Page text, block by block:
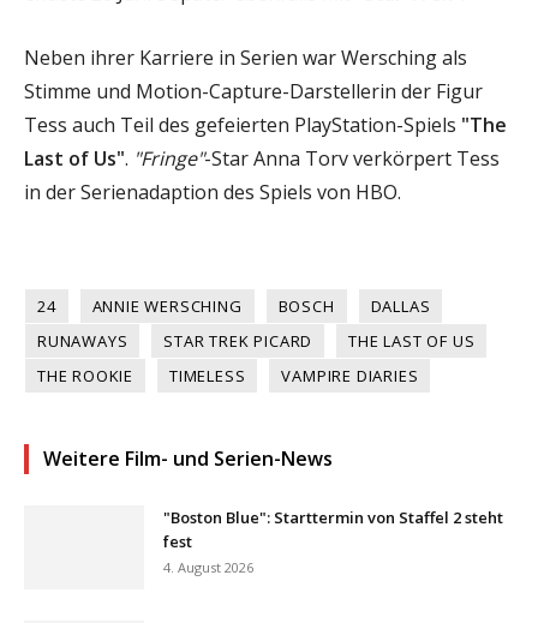
Neben ihrer Karriere in Serien war Wersching als
Stimme und Motion-Capture-Darstellerin der Figur
Tess auch Teil des gefeierten PlayStation-Spiels "The
Last of Us". "Fringe"-Star Anna Torv verkörpert Tess
in der Serienadaption des Spiels von HBO.
24 ANNIE WERSCHING BOSCH
DALLAS
RUNAWAYS
STAR TREK PICARD
THE LAST OF US
THE ROOKIE
TIMELESS VAMPIRE DIARIES
Weitere Film- und Serien-News
"Boston Blue": Starttermin von Staffel 2 steht
fest
4. August 2026